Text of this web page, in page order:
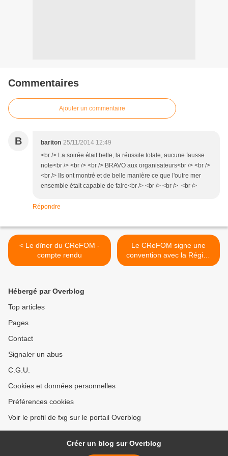
Commentaires
Ajouter un commentaire
B bariton 25/11/2014 12:49
<br /> La soirée était belle, la réussite totale, aucune fausse
note<br /> <br /> <br /> BRAVO aux organisateurs<br /> <br />
<br /> Ils ont montré et de belle manière ce que l'outre mer
ensemble était capable de faire<br /> <br /> <br /> <br />
Répondre
< Le dîner du CReFOM -
compte rendu
Le CReFOM signe une
convention avec la Région
guyane >
Hébergé par Overblog
Top articles
Pages
Contact
Signaler un abus
C.G.U.
Cookies et données personnelles
Préférences cookies
Voir le profil de fxg sur le portail Overblog
Créer un blog sur Overblog